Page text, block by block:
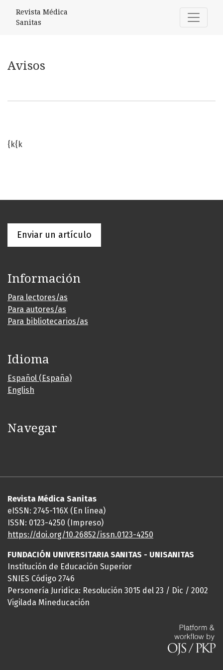
Avisos
Revista Médica
Sanitas
Avisos
{k{k
Enviar un artículo
Información
Para lectores/as
Para autores/as
Para bibliotecarios/as
Idioma
Español (España)
English
Navegar
Revista Médica Sanitas
eISSN: 2745-116X (En línea)
ISSN: 0123-4250 (Impreso)
https://doi.org/10.26852/issn.0123-4250
FUNDACIÓN UNIVERSITARIA SANITAS - UNISANITAS
Institución de Educación Superior
SNIES Código 2746
Personería Juridica: Resolución 3015 del 23 / Dic / 2002
Vigilada Mineducación